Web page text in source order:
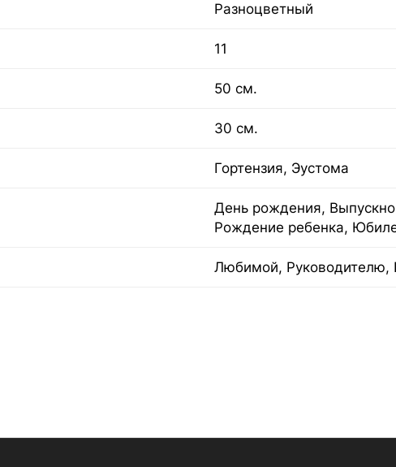
Разноцветный
11
50 см.
30 см.
Гортензия, Эустома
День рождения,
Рождение ребенка,
Любимой,